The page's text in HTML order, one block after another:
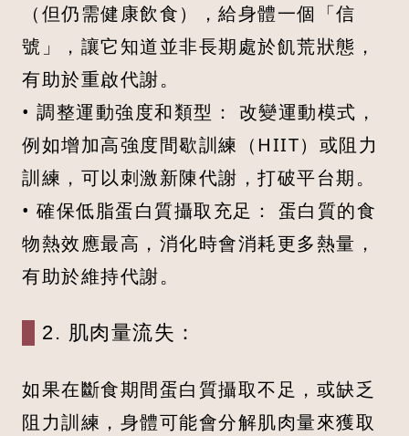
（但仍需健康飲食），給身體一個「信
號」，讓它知道並非長期處於飢荒狀態，
有助於重啟代謝。
• 調整運動強度和類型： 改變運動模式，
例如增加高強度間歇訓練（HIIT）或阻力
訓練，可以刺激新陳代謝，打破平台期。
• 確保低脂蛋白質攝取充足： 蛋白質的食
物熱效應最高，消化時會消耗更多熱量，
有助於維持代謝。
2. 肌肉量流失：
如果在斷食期間蛋白質攝取不足，或缺乏
阻力訓練，身體可能會分解肌肉量來獲取